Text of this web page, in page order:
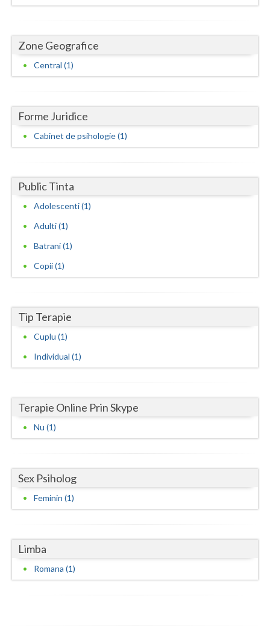
Galati
Giurgiu
Gorj
Hunedoara
Ialomita
Ilfov
Maramures
Mehedinti
Mures
Neamt
Prahova
Sibiu
Suceava
Timis
Tulcea
Vaslui
Vrancea
Zone Geografice
Central (1)
Forme Juridice
Cabinet de psihologie (1)
Public Tinta
Adolescenti (1)
Adulti (1)
Batrani (1)
Copii (1)
Tip Terapie
Cuplu (1)
Individual (1)
Terapie Online Prin Skype
Nu (1)
Sex Psiholog
Feminin (1)
Limba
Romana (1)